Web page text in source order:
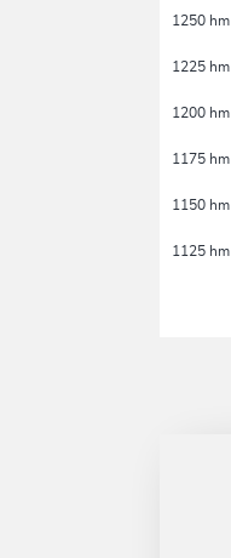
1125 hm
1150 hm
1175 hm
1200 hm
1225 hm
1250 hm